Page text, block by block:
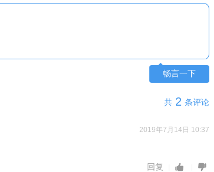
畅言一下
共 2 条评论
2019年7月14日 10:37
回复